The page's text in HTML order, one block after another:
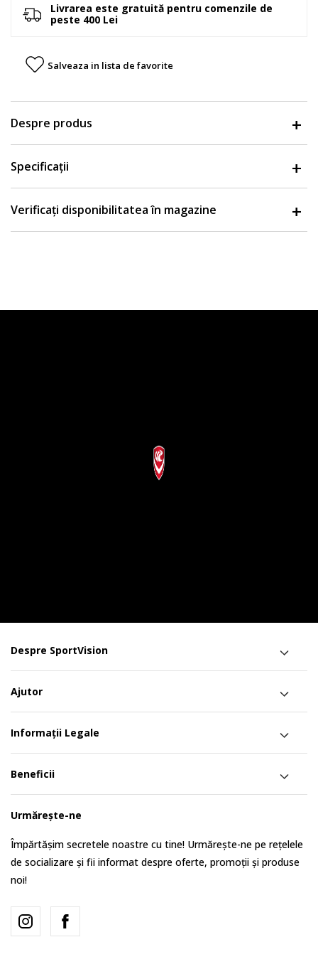
Livrarea este gratuită pentru comenzile de
peste 400 Lei
Salveaza in lista de favorite
Despre produs
Specificații
Verificați disponibilitatea în magazine
Despre SportVision
Ajutor
Informații Legale
Beneficii
Urmărește-ne
Împărtășim secretele noastre cu tine! Urmărește-ne pe rețelele
de socializare și fii informat despre oferte, promoții și produse
noi!